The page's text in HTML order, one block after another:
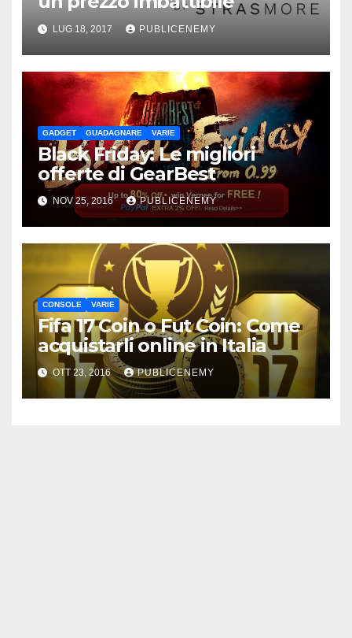
LUG 18, 2017 PUBLICENEMY
GADGET GUADAGNARE VARIE
Black Friday: Le migliori
offerte di GearBest
NOV 25, 2016 PUBLICENEMY
CONSOLE VARIE
Fifa 17 Coin o Fut Coin: Come
acquistarli online in Italia
OTT 23, 2016 PUBLICENEMY